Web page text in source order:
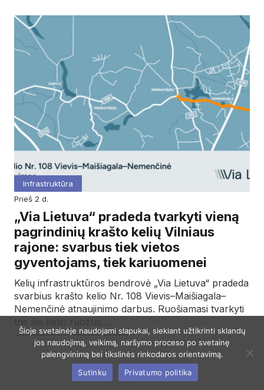
Infrastruktūra
prieš 2 d.
„Via Lietuva“ pradeda tvarkyti vieną
pagrindinių krašto kelių Vilniaus
rajone: svarbus tiek vietos
gyventojams, tiek kariuomenei
Kelių infrastruktūros bendrovė „Via Lietuva“ pradeda
svarbius krašto kelio Nr. 108 Vievis–Maišiagala–
Nemenčinė atnaujinimo darbus. Ruošiamasi tvarkyti
Šioje svetainėje naudojami slapukai, siekiant užtikrinti sklandų
jos naudojimą, veikimą, naršymo proceso po svetainę
palengvinimą bei tikslinės rinkodaros orientavimą.
Sutinku
Privatumo politika